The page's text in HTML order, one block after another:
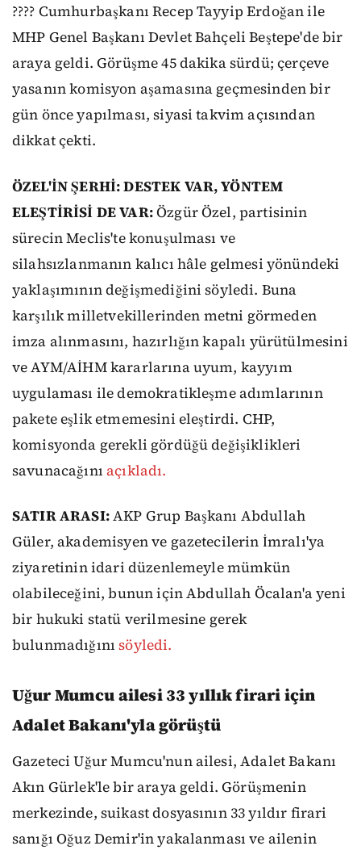
???? Cumhurbaşkanı Recep Tayyip Erdoğan ile
MHP Genel Başkanı Devlet Bahçeli Beştepe'de bir
araya geldi. Görüşme 45 dakika sürdü; çerçeve
yasanın komisyon aşamasına geçmesinden bir
gün önce yapılması, siyasi takvim açısından
dikkat çekti.
ÖZEL'İN ŞERHİ: DESTEK VAR, YÖNTEM
ELEŞTİRİSİ DE VAR:Özgür Özel, partisinin
sürecin Meclis'te konuşulması ve
silahsızlanmanın kalıcı hâle gelmesi yönündeki
yaklaşımının değişmediğini söyledi. Buna
karşılık milletvekillerinden metni görmeden
imza alınmasını, hazırlığın kapalı yürütülmesini
ve AYM/AİHM kararlarına uyum, kayyım
uygulaması ile demokratikleşme adımlarının
pakete eşlik etmemesini eleştirdi. CHP,
komisyonda gerekli gördüğü değişiklikleri
savunacağını açıkladı.
SATIR ARASI:AKP Grup Başkanı Abdullah
Güler, akademisyen ve gazetecilerin İmralı'ya
ziyaretinin idari düzenlemeyle mümkün
olabileceğini, bunun için Abdullah Öcalan'a yeni
bir hukuki statü verilmesine gerek
bulunmadığınısöyledi.
Uğur Mumcu ailesi 33 yıllık firari için
Adalet Bakanı'yla görüştü
Gazeteci Uğur Mumcu'nun ailesi, Adalet Bakanı
Akın Gürlek'le bir araya geldi. Görüşmenin
merkezinde, suikast dosyasının 33 yıldır firari
sanığı Oğuz Demir'in yakalanması ve ailenin